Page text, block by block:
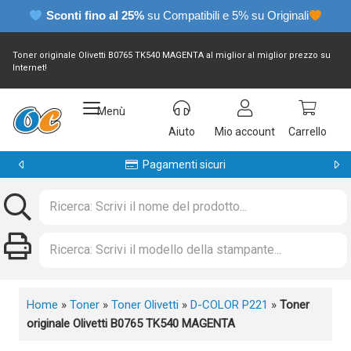
Sconti fino al 25% su Compatibili e 5% su Originali
Toner originale Olivetti B0765 TK540 MAGENTA al miglior al miglior prezzo su
Internet!
Menù
Aiuto
Mio account Carrello
Pagamenti sicuri
Home » Toner » Toner Olivetti » D-COLOR P221 » Toner
originale Olivetti B0765 TK540 MAGENTA